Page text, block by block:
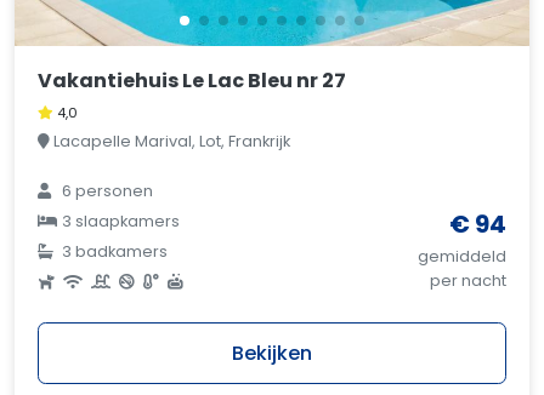
Vakantiehuis Le Lac Bleu nr 27
4,0
Lacapelle Marival, Lot, Frankrijk
6 personen
3 slaapkamers
3 badkamers
€ 94
gemiddeld
per nacht
Bekijken